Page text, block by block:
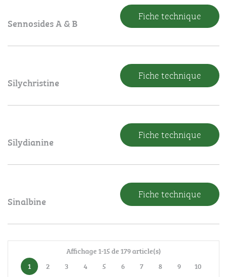
Sennosides A & B
Fiche technique
Silychristine
Fiche technique
Silydianine
Fiche technique
Sinalbine
Fiche technique
Affichage 1-15 de 179 article(s)
1
2 3 4 5 6 7 8 9
10